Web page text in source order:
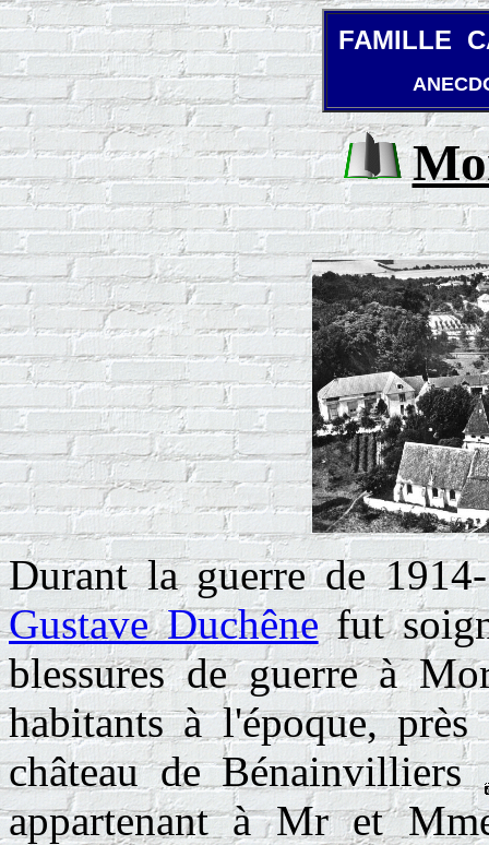
FAMILLE
Durant la guerre de
GustaveDuchênefut
blessures de guerre à
habitants à l'époque,
château de Bénainvilliers
appartenant à Mr et